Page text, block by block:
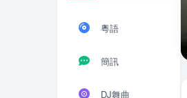
粵語
簡訊
DJ舞曲